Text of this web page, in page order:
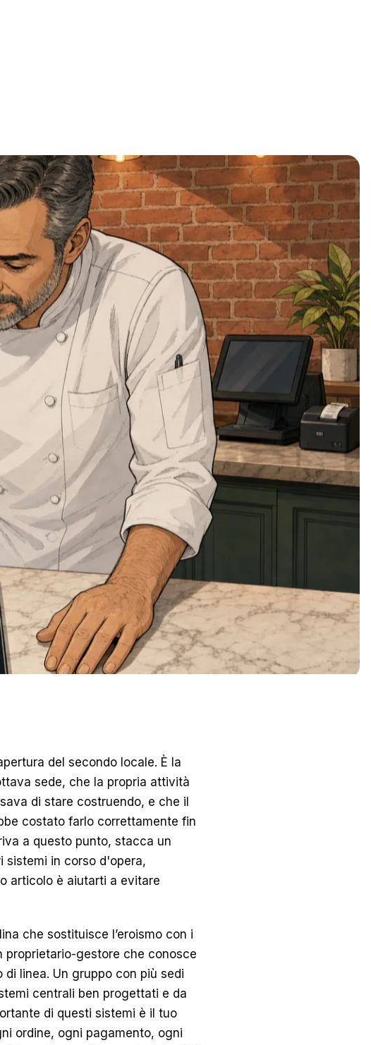
del secondo locale. È la
sede, che la propria attività
di stare costruendo, e che il
costato farlo correttamente fin
a questo punto, stacca un
sistemi in corso d'opera,
articolo è aiutarti a evitare
che sostituisce l’eroismo con i
proprietario-gestore che conosce
linea. Un gruppo con più sedi
centrali ben progettati e da
di questi sistemi è il tuo
ordine, ogni pagamento, ogni